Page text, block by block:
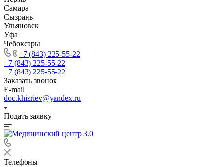
Самара
Сызрань
Ульяновск
Уфа
Чебоксары
+7 (843) 225-55-22
+7 (843) 225-55-22
+7 (843) 225-55-22
Заказать звонок
E-mail
doc.khizriev@yandex.ru
Подать заявку
Телефоны